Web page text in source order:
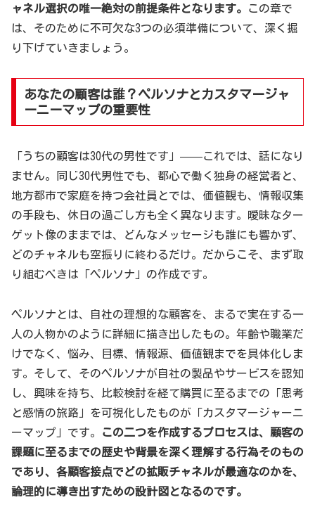
ャネル選択の唯一絶対の前提条件となります。
この章で
は、そのために不可欠な3つの必須準備について、深く掘
り下げていきましょう。
あなたの顧客は誰？ペルソナとカスタマージャ
ーニーマップの重要性
「うちの顧客は30代の男性です」——これでは、話になり
ません。同じ30代男性でも、都心で働く独身の経営者と、
地方都市で家庭を持つ会社員とでは、価値観も、情報収集
の手段も、休日の過ごし方も全く異なります。曖昧なター
ゲット像のままでは、どんなメッセージも誰にも響かず、
どのチャネルも空振りに終わるだけ。だからこそ、まず取
り組むべきは「ペルソナ」の作成です。
ペルソナとは、自社の理想的な顧客を、まるで実在する一
人の人物かのように詳細に描き出したもの。年齢や職業だ
けでなく、悩み、目標、情報源、価値観までを具体化しま
す。そして、そのペルソナが自社の製品やサービスを認知
し、興味を持ち、比較検討を経て購買に至るまでの「思考
と感情の旅路」を可視化したものが「カスタマージャーニ
ーマップ」です。
この二つを作成するプロセスは、顧客の
課題に至るまでの歴史や背景を深く理解する行為そのもの
であり、各顧客接点でどの拡販チャネルが最適なのかを、
論理的に導き出すための設計図となるのです。